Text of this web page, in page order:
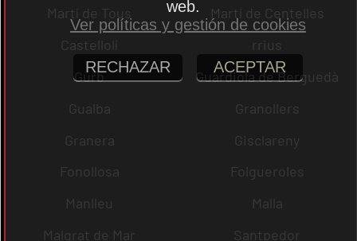
Martí de Tous
Martí de Centelles
Castellolí
rrius
Gurb
Guardiola de Berguedà
Gualba
Granollers
Granera
Gisclareny
Fonollosa
Folgueroles
Manlleu
Malla
Malgrat de Mar
Santpedor
web.
Ver políticas y gestión de cookies
RECHAZAR ACEPTAR